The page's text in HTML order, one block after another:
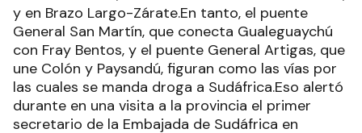
y en Brazo Largo-Zárate.En tanto, el puente
General San Martín, que conecta Gualeguaychú
con Fray Bentos, y el puente General Artigas, que
une Colón y Paysandú, figuran como las vías por
las cuales se manda droga a Sudáfrica.Eso alertó
durante en una visita a la provincia el primer
secretario de la Embajada de Sudáfrica en